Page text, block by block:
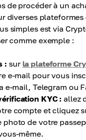
de procéder à un
diverses
simples est via
comme exemple :
: sur la plateforme
e-mail pour vous
e-mail, Telegram ou
KYC : allez
compte et cliquez
photo de votre
même.